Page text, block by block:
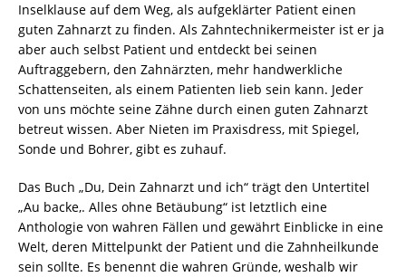
Inselklause auf dem Weg, als aufgeklärter Patient einen
guten Zahnarzt zu finden. Als Zahntechnikermeister ist er ja
aber auch selbst Patient und entdeckt bei seinen
Auftraggebern, den Zahnärzten, mehr handwerkliche
Schattenseiten, als einem Patienten lieb sein kann. Jeder
von uns möchte seine Zähne durch einen guten Zahnarzt
betreut wissen. Aber Nieten im Praxisdress, mit Spiegel,
Sonde und Bohrer, gibt es zuhauf.
Das Buch „Du, Dein Zahnarzt und ich“ trägt den Untertitel
„Au backe,. Alles ohne Betäubung“ ist letztlich eine
Anthologie von wahren Fällen und gewährt Einblicke in eine
Welt, deren Mittelpunkt der Patient und die Zahnheilkunde
sein sollte. Es benennt die wahren Gründe, weshalb wir